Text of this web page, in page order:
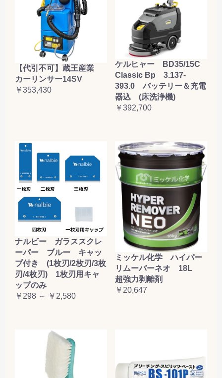
【代引不可】蔵王産業
カーリンサー14SV
￥353,430
ケルヒャー BD35/15C
Classic Bp 3.137-
393.0 バッテリー＆充電
器込 (床洗浄機)
￥392,700
ナルビー ガラススクレ
ーパー ブルー キャッ
プ付き (1枚刃/2枚刃/3枚
刃/4枚刃) 1枚刃用キャ
ップのみ
￥298 ～ ￥2,580
ミッケル化学 ハイパー
リムーバーネオ 18L
超強力剥離剤
￥20,647